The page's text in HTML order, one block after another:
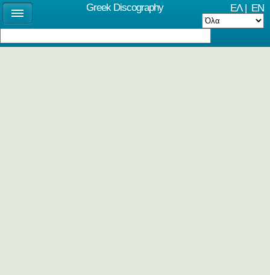
ΕΛ| EN
Greek Discography